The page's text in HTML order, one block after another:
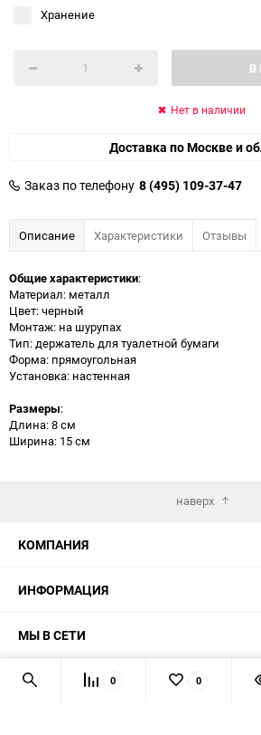
Хранение
В
Нет в наличии
Доставка по Москве и
Заказ по телефону 8 (495) 109-37-47
Описание Характеристики Отзывы
Общие характеристики:
Материал: металл
Цвет: черный
Монтаж: на шурупах
Тип: держатель для туалетной бумаги
Форма: прямоугольная
Установка: настенная
Размеры:
Длина: 8 см
Ширина: 15 см
наверх
КОМПАНИЯ
ИНФОРМАЦИЯ
МЫ В СЕТИ
КОНТАКТЫ 0 0